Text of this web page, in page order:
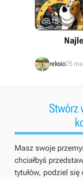
15
reksio25
Stwórz
Masz swoje
chciałbyś
tytułów, podziel